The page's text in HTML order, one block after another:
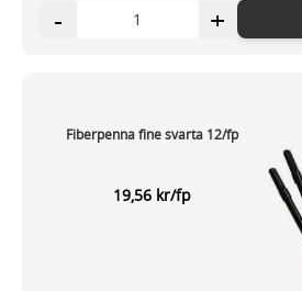
- +
Fiberpenna fine svarta 12/fp
19,56 kr/fp